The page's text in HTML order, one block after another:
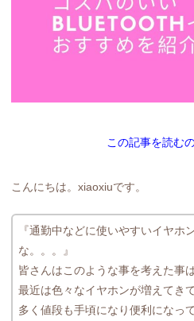
この記事を読む
こんにちは。xiaoxiuです。
『通勤中などに使いやすいイヤホ
な。。。』
皆さんはこのような事を考えた事
最近は色々なイヤホンが増えてき
多く値段も手頃になり便利になっ